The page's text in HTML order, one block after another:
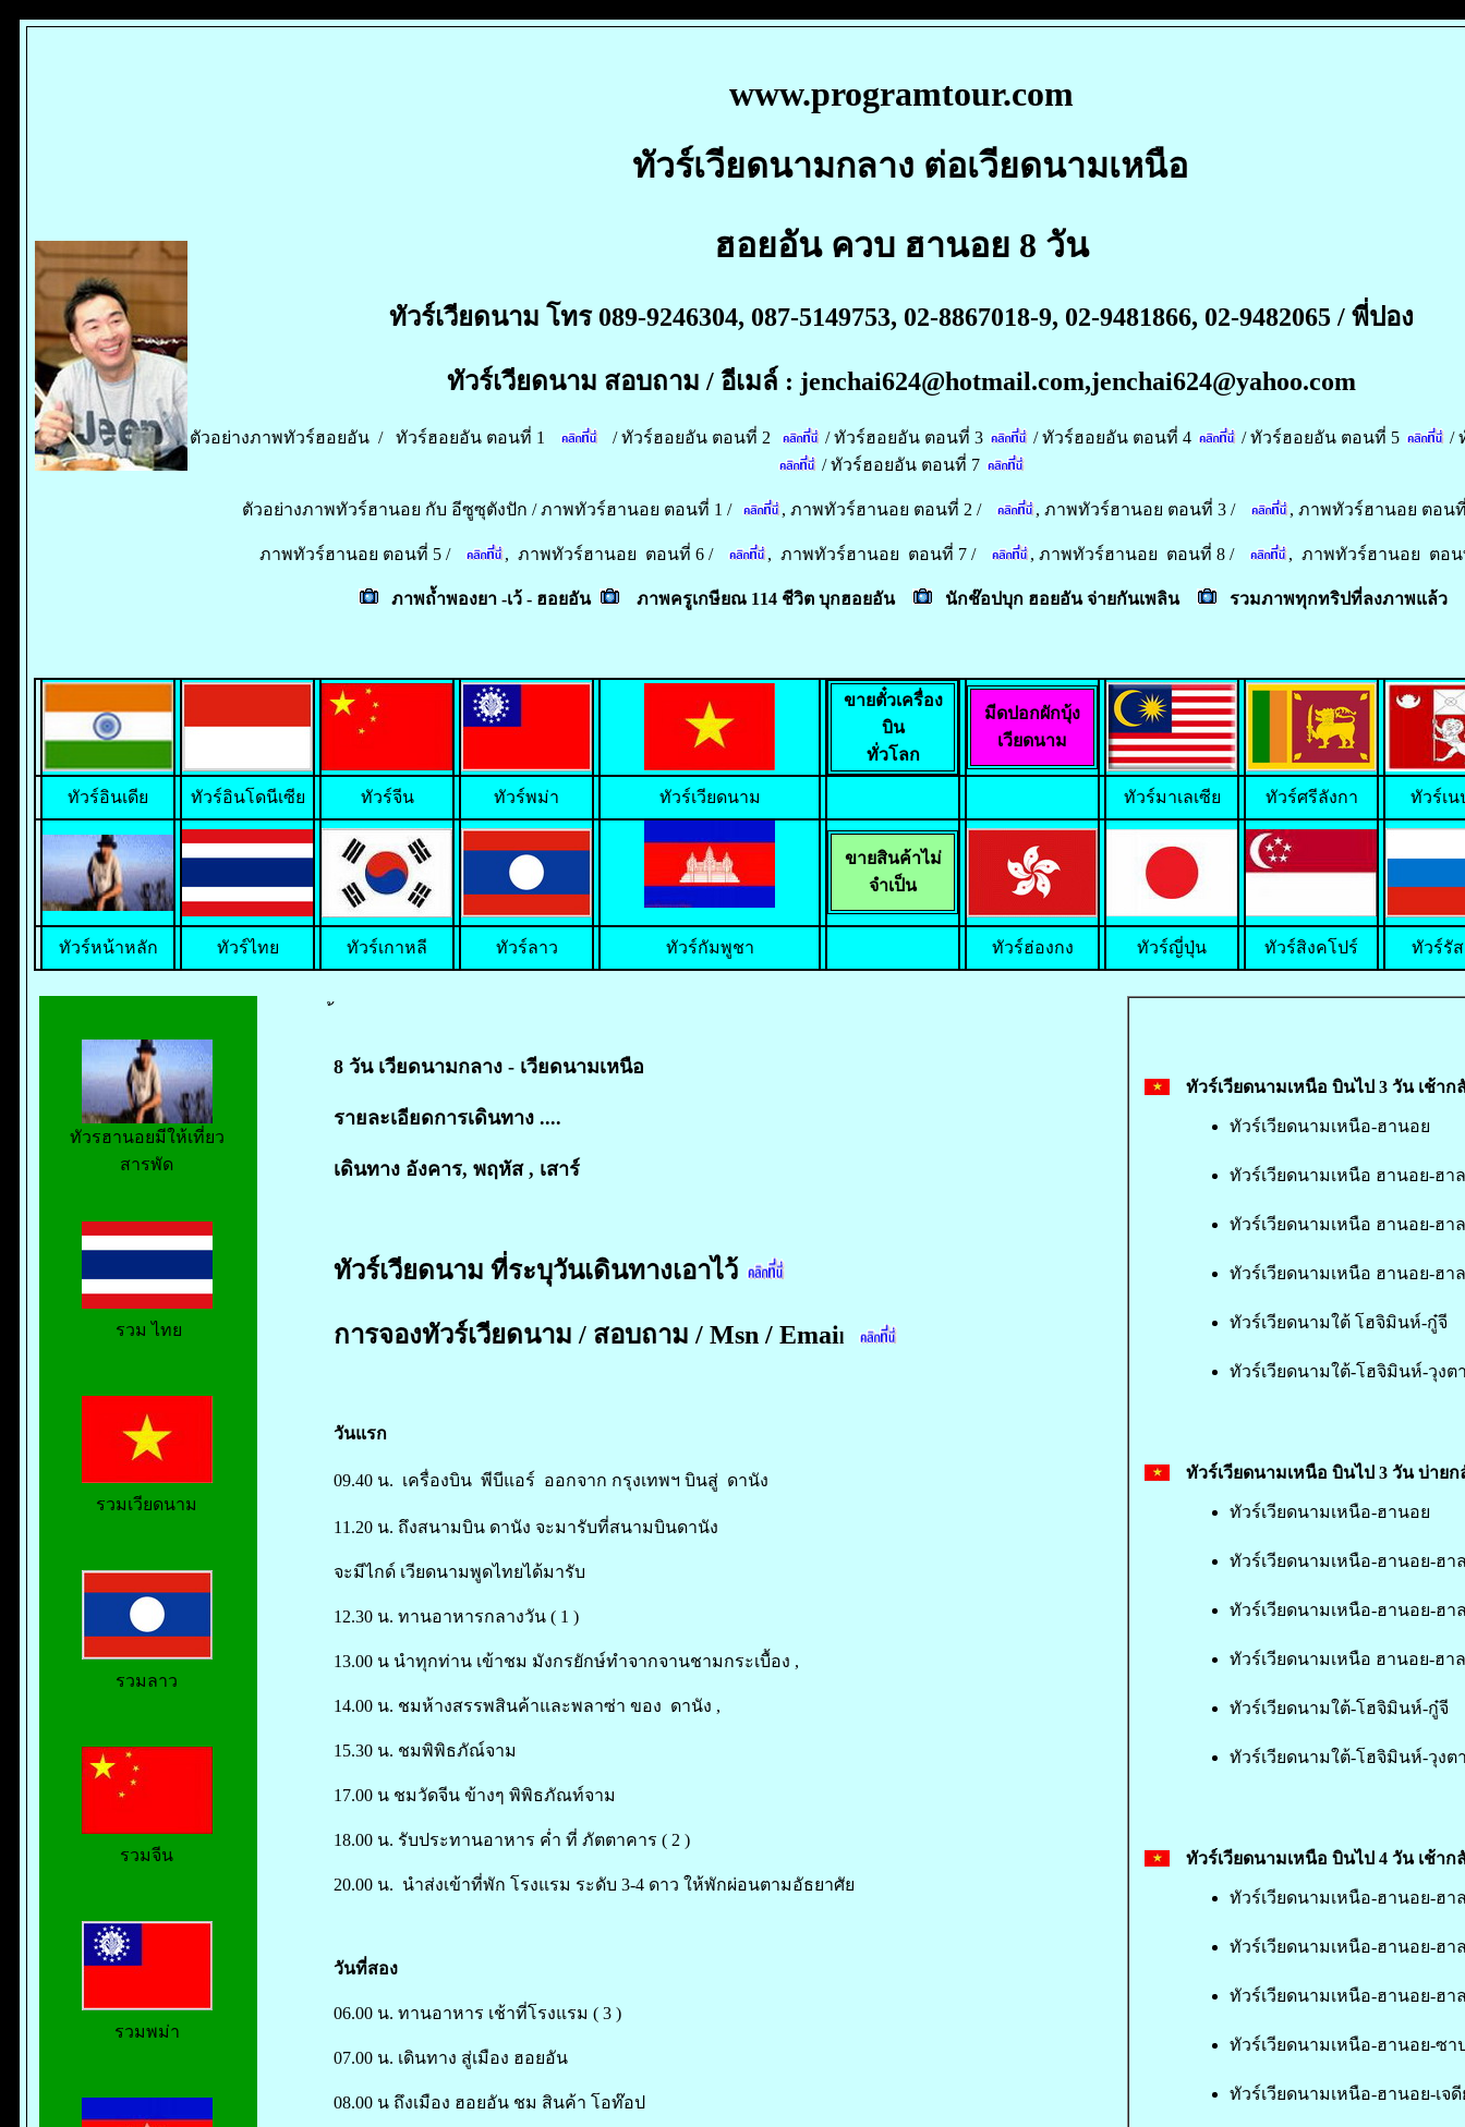
www.programtour.com
ทัวร์เวียดนามกลาง ต่อเวียดนามเหนือ
ฮอยอัน ควบ ฮานอย 8 วัน
ทัวร์เวียดนาม โทร 089-9246304, 087-5149753, 02-8867018-9, 02-9481866, 02-9482065 / พี่ปอง
ทัวร์เวียดนาม สอบถาม / อีเมล์ : jenchai624@hotmail.com,jenchai624@yahoo.com
ตัวอย่างภาพทัวร์ฮอยอัน / ทัวร์ฮอยอัน ตอนที่ 1 /ทัวร์ฮอยอัน ตอนที่ 2 /ทัวร์ฮอยอัน ตอนที่ 3 /ทัวร์ฮอยอัน ตอนที่ 4 /ทัวร์ฮอยอัน ตอนที่ 5 /
/ทัวร์ฮอยอัน ตอนที่ 7
ตัวอย่างภาพทัวร์ฮานอย กับ อีซูซุตังปัก /ภาพทัวร์ฮานอย ตอนที่ 1 / , ภาพทัวร์ฮานอย ตอนที่ 2 / , ภาพทัวร์ฮานอย ตอนที่ 3 / , ภาพทัวร์ฮานอย ตอน
ภาพทัวร์ฮานอย ตอนที่ 5 / , ภาพทัวร์ฮานอย ตอนที่ 6 / , ภาพทัวร์ฮานอย ตอนที่ 7 / , ภาพทัวร์ฮานอย ตอนที่ 8 / , ภาพทัวร์ฮานอย ตอ
ภาพถ้ำพองยา -เว้ - ฮอยอัน ภาพครูเกษียณ 114 ชีวิต บุกฮอยอัน นักช๊อปบุก ฮอยอัน จ่ายกันเพลิน รวมภาพทุกทริปที่ลงภาพแล้ว
ขายตั๋วเครื่อง
บิน
ทั่วโลก
มีดปอกผักบุ้ง
เวียดนาม
ทัวร์อินเดีย ทัวร์อินโดนีเซีย ทัวร์จีน ทัวร์พม่า ทัวร์เวียดนาม ทัวร์มาเลเซีย ทัวร์ศรีลังกา ทัวร์เน
ขายสินค้าไม่
จำเป็น
ทัวร์หน้าหลัก ทัวร์ไทย ทัวร์เกาหลี ทัวร์ลาว ทัวร์กัมพูชา ทัวร์ฮ่องกง ทัวร์ญี่ปุ่น ทัวร์สิงคโปร์ ทัวร์รัส
ทัวรฮานอยมีให้เที่ยว
สารพัด
รวม ไทย
รวมเวียดนาม
รวมลาว
รวมจีน
รวมพม่า
8 วัน เวียดนามกลาง - เวียดนามเหนือ
รายละเอียดการเดินทาง ....
เดินทาง อังคาร, พฤหัส , เสาร์
ทัวร์เวียดนาม ที่ระบุวันเดินทางเอาไว้
การจองทัวร์เวียดนาม / สอบถาม / Msn / Email
วันแรก
09.40 น. เครื่องบิน พีบีแอร์ ออกจาก กรุงเทพฯ บินสู่ ดานัง
11.20 น. ถึงสนามบิน ดานัง จะมารับที่สนามบินดานัง
จะมีไกด์ เวียดนามพูดไทยได้มารับ
12.30 น. ทานอาหารกลางวัน ( 1 )
13.00 น นำทุกท่าน เข้าชม มังกรยักษ์ทำจากจานชามกระเบื้อง ,
14.00 น. ชมห้างสรรพสินค้าและพลาซ่า ของ ดานัง ,
15.30 น. ชมพิพิธภัณ์จาม
17.00 น ชมวัดจีน ข้างๆ พิพิธภัณท์จาม
18.00 น. รับประทานอาหาร ค่ำ ที่ ภัตตาคาร ( 2 )
20.00 น. นำส่งเข้าที่พัก โรงแรม ระดับ 3-4 ดาว ให้พักผ่อนตามอัธยาศัย
วันที่สอง
06.00 น. ทานอาหาร เช้าที่โรงแรม ( 3 )
07.00 น. เดินทาง สู่เมือง ฮอยอัน
08.00 น ถึงเมือง ฮอยอัน ชม สินค้า โอท๊อป
ทัวร์เวียดนามเหนือ บินไป 3 วัน เช้าก
ทัวร์เวียดนามเหนือ-ฮานอย
ทัวร์เวียดนามเหนือ ฮานอย-ฮา
ทัวร์เวียดนามเหนือ ฮานอย-ฮา
ทัวร์เวียดนามเหนือ ฮานอย-ฮา
ทัวร์เวียดนามใต้ โฮจิมินห์-กู๋จี
ทัวร์เวียดนามใต้-โฮจิมินห์-วุงต
ทัวร์เวียดนามเหนือ บินไป 3 วัน บ่ายก
ทัวร์เวียดนามเหนือ-ฮานอย
ทัวร์เวียดนามเหนือ-ฮานอย-ฮา
ทัวร์เวียดนามเหนือ-ฮานอย-ฮา
ทัวร์เวียดนามเหนือ ฮานอย-ฮา
ทัวร์เวียดนามใต้-โฮจิมินห์-กู๋จี
ทัวร์เวียดนามใต้-โฮจิมินห์-วุงต
ทัวร์เวียดนามเหนือ บินไป 4 วัน เช้าก
ทัวร์เวียดนามเหนือ-ฮานอย-ฮา
ทัวร์เวียดนามเหนือ-ฮานอย-ฮา
ทัวร์เวียดนามเหนือ-ฮานอย-ฮา
ทัวร์เวียดนามเหนือ-ฮานอย-ซา
ทัวร์เวียดนามเหนือ-ฮานอย-เจ